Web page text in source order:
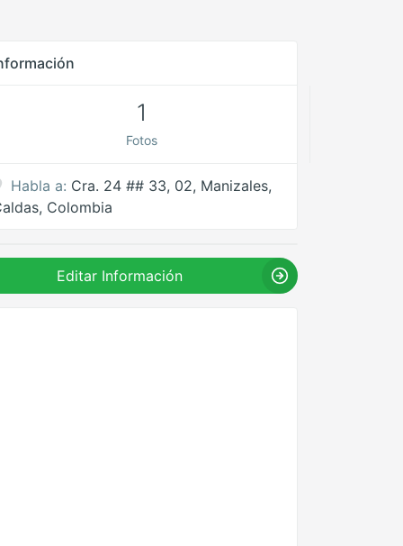
1
Fotos
Habla a: Cra. 24 ## 33, 02, Manizales,
Colombia
Editar Información